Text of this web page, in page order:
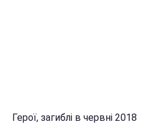
Герої, загиблі в червні 2018